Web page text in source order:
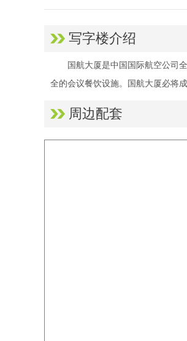
写字楼介绍
国航大厦是中国国际航空公司
全的会议餐饮设施。国航大厦必将
周边配套